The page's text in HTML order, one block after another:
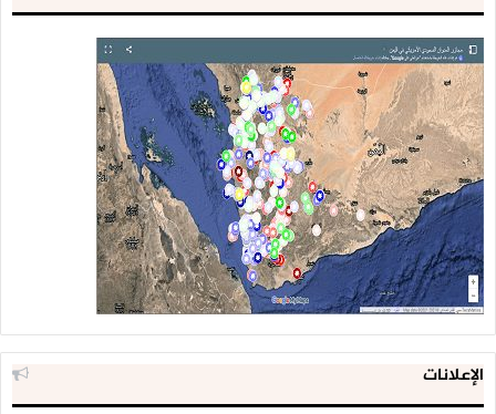
الإعلانات